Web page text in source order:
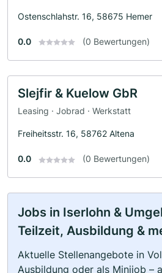
Ostenschlahstr. 16, 58675 Hemer
0.0 (0 Bewertungen)
Slejfir & Kuelow GbR
Leasing · Jobrad · Werkstatt
Freiheitsstr. 16, 58762 Altena
0.0 (0 Bewertungen)
Jobs in Iserlohn &
Teilzeit, Ausbildung &
Aktuelle Stellenangebote in
Ausbildung oder als Minijob –